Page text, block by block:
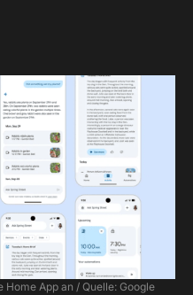
Home App an / Quelle: Google